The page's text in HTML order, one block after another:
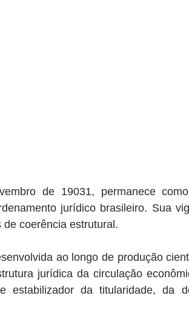
de 19031, permanece
jurídico brasileiro. Sua
coerência estrutural.
ao longo de produção
jurídica da circulação
estabilizador da titularidade, da